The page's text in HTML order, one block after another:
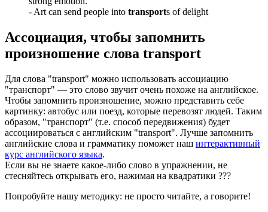
- Art can send people into transports of delight
Ассоциация, чтобы запомнить
произношение слова transport
Для слова "transport" можно использовать ассоциацию
"транспорт" — это слово звучит очень похоже на английское.
Чтобы запомнить произношение, можно представить себе
картинку: автобус или поезд, которые перевозят людей. Таким
образом, "транспорт" (т.е. способ передвижения) будет
ассоциироваться с английским "transport". Лучше запомнить
английские слова и грамматику поможет наш интерактивный
курс английского языка.
Если вы не знаете какое-либо слово в упражнении, не
стесняйтесь открывать его, нажимая на квадратики ???
Попробуйте нашу методику: не просто читайте, а говорите!